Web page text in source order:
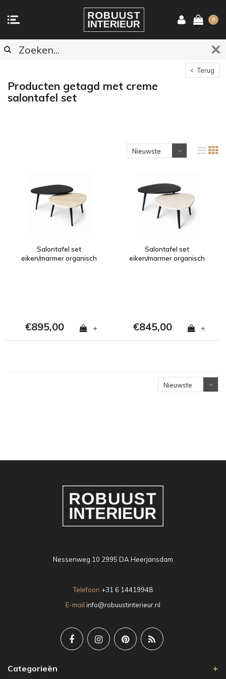
0
Terug
Producten getagd met creme
salontafel set
Nieuwste
Salontafel set
eiken/marmer organisch
€895,00 +
Salontafel set
eiken/marmer organisch
€845,00 +
Nieuwste
Nessenweg 10 2995 DA Heerjansdam
Telefoon +31 6 14419948
E-mail info@robuustinterieur.nl
Categorieën